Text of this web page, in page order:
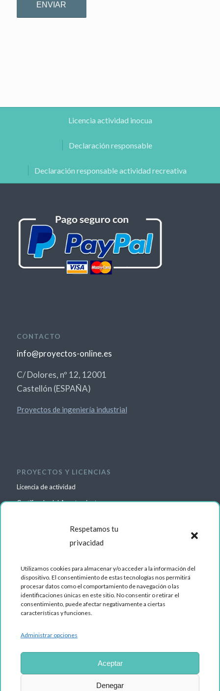
Respetamos tu
privacidad
Utilizamos cookies para almacenar y/o acceder a la información del
dispositivo. El consentimiento de estas tecnologías nos permitirá
procesar datos como el comportamiento de navegación o las
identificaciones únicas en este sitio. No consentir o retirar el
consentimiento, puede afectar negativamente a ciertas
características y funciones.
Administrar opciones
Aceptar
Denegar
Licencia actividad inocua
Declaración responsable
Declaración responsable actividad recreativa
CONTACTO
info@proyectos-online.es
C/ Dolores, nº 12, 12001
Castellón (ESPAÑA)
Proyectos de ingeniería industrial
PROYECTOS Y LICENCIAS
Licencia de actividad
Certificado del Ayuntamiento